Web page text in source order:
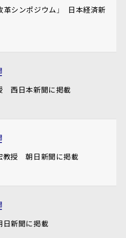
革シンポジウム」 日本経済新
西日本新聞に掲載
教授 朝日新聞に掲載
新聞に掲載